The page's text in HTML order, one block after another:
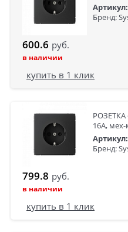
Артикул:
Бренд:
600.6 руб.
в наличии
купить в 1 клик
РОЗЕТКА
16А,
Артикул:
Бренд:
799.8 руб.
в наличии
купить в 1 клик